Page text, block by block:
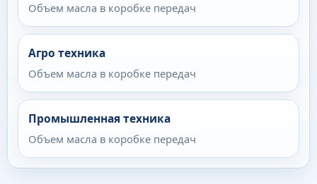
Объем масла в коробке передач
Агро техника
Объем масла в коробке передач
Промышленная техника
Объем масла в коробке передач